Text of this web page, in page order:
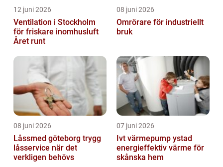
12 juni 2026
Ventilation i Stockholm
för friskare inomhusluft
Året runt
08 juni 2026
Omrörare för industriellt
bruk
08 juni 2026
Låssmed göteborg trygg
låsservice när det
verkligen behövs
07 juni 2026
Ivt värmepump ystad
energieffektiv värme för
skånska hem